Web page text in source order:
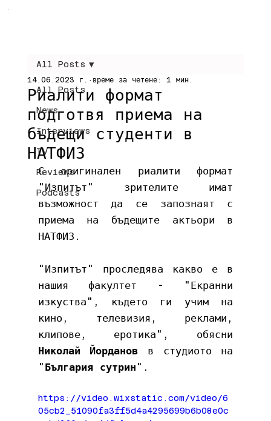
All Posts
News
Interviews
TV
Reviews
Podcasts
All Posts
Риалити формат
подготвя приема на
бъдещи студенти в
НАТФИЗ
14.06.2023 г. време за четене: 1 мин.
С оригинален риалити формат
"Изпитът" зрителите имат
възможност да се запознаят с
приема на бъдещите актьори в
НАТФИЗ.
"Изпитът" проследява какво е в
нашия факултет - "Екранни
изкуства", където ги учим на
кино, телевизия, реклами,
Николай Йорданов в студиото на
" България сутрин ".
https://video.wixstatic.com/video/6
05cb2_51090fa3ff5d4a4295699b6b08e0c